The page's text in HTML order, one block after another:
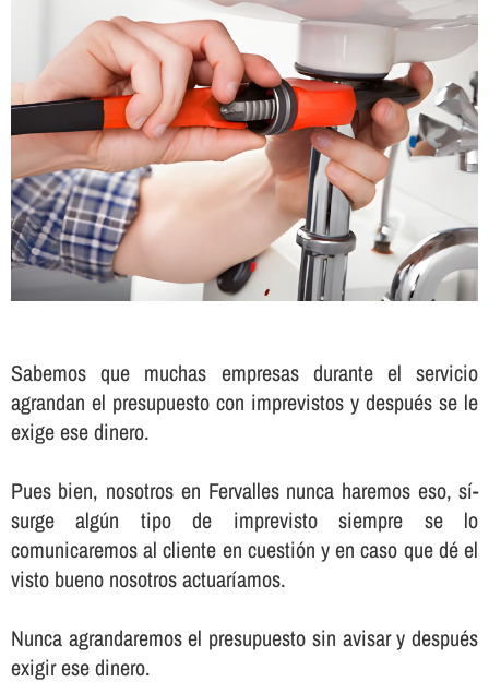
Sabemos que muchas empresas durante el servicio
agrandan el presupuesto con imprevistos y después se le
exige ese dinero.
Pues bien, nosotros en Fervalles nunca haremos eso, sí­
surge algún tipo de imprevisto siempre se lo
comunicaremos al cliente en cuestión y en caso que dé el
visto bueno nosotros actuarí­amos.
Nunca agrandaremos el presupuesto sin avisar y después
exigir ese dinero.